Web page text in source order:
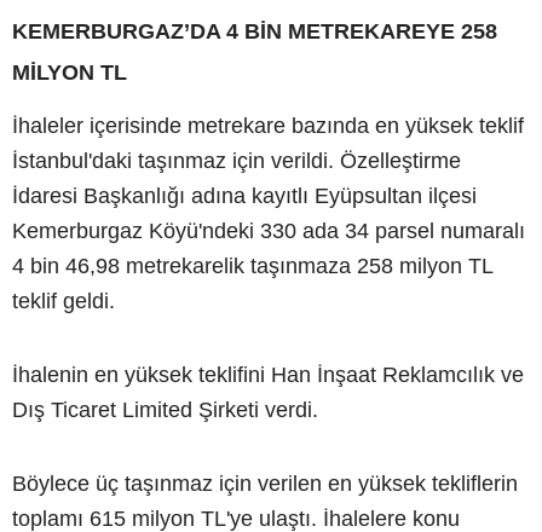
KEMERBURGAZ’DA 4 BİN METREKAREYE 258
MİLYON TL
İhaleler içerisinde metrekare bazında en yüksek teklif
İstanbul'daki taşınmaz için verildi. Özelleştirme
İdaresi Başkanlığı adına kayıtlı Eyüpsultan ilçesi
Kemerburgaz Köyü'ndeki 330 ada 34 parsel numaralı
4 bin 46,98 metrekarelik taşınmaza 258 milyon TL
teklif geldi.
İhalenin en yüksek teklifini Han İnşaat Reklamcılık ve
Dış Ticaret Limited Şirketi verdi.
Böylece üç taşınmaz için verilen en yüksek tekliflerin
toplamı 615 milyon TL'ye ulaştı. İhalelere konu